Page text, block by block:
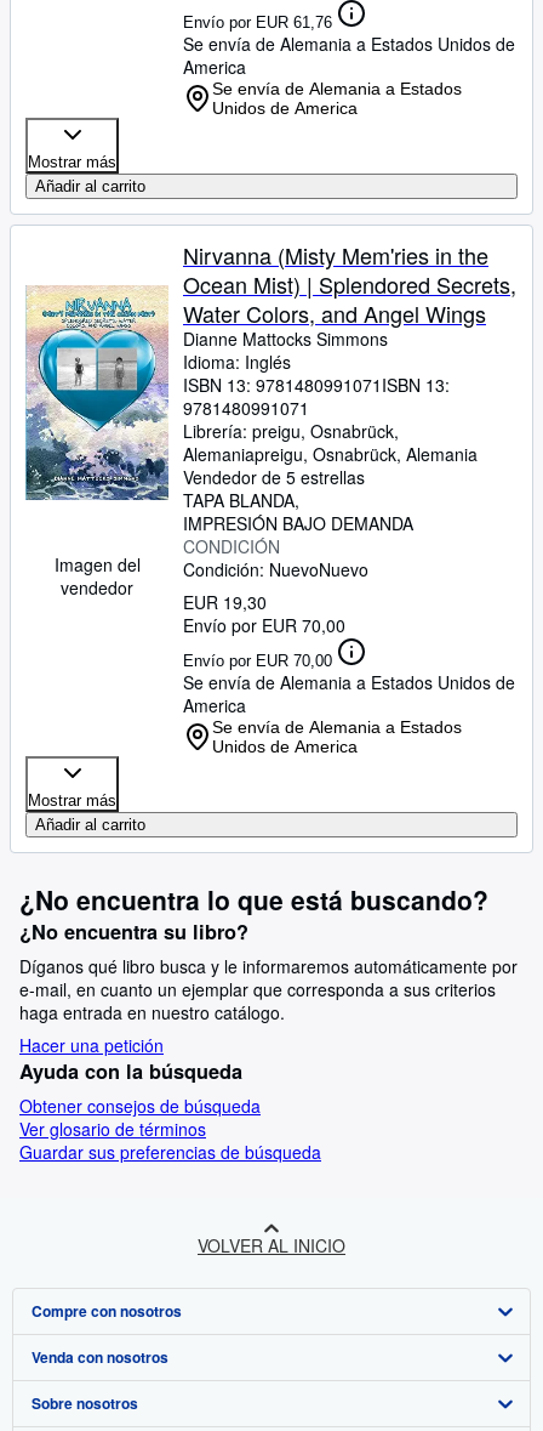
Envío por EUR 61,76
Se envía de Alemania a Estados Unidos de
America
Se envía de Alemania a Estados
Unidos de America
Mostrar más
Añadir al carrito
Imagen del
vendedor
Nirvanna (Misty Mem'ries in the
Ocean Mist) | Splendored Secrets,
Water Colors, and Angel Wings
Dianne Mattocks Simmons
Idioma: Inglés
ISBN 13: 9781480991071 ISBN 13:
9781480991071
Librería: preigu, Osnabrück,
Alemaniapreigu, Osnabrück, Alemania
Vendedor de 5 estrellas
TAPA BLANDA
IMPRESIÓN BAJO DEMANDA
CONDICIÓN
Condición: NuevoNuevo
EUR 19,30
Envío por EUR 70,00
Envío por EUR 70,00
Se envía de Alemania a Estados Unidos de
America
Se envía de Alemania a Estados
Unidos de America
Mostrar más
Añadir al carrito
¿No encuentra lo que está buscando?
¿No encuentra su libro?
Díganos qué libro busca y le informaremos automáticamente por
e-mail, en cuanto un ejemplar que corresponda a sus criterios
haga entrada en nuestro catálogo.
Hacer una petición
Ayuda con la búsqueda
Obtener consejos de búsqueda
Ver glosario de términos
Guardar sus preferencias de búsqueda
VOLVER AL INICIO
Compre con nosotros
Búsqueda avanzada
Colecciones
Venda con nosotros
Comenzar a vender
Sobre nosotros